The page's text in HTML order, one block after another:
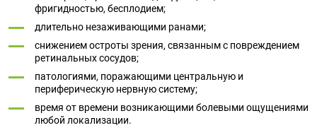
фригидностью, бесплодием;
длительно незаживающими ранами;
снижением остроты зрения, связанным с повреждением
ретинальных сосудов;
патологиями, поражающими центральную и
периферическую нервную систему;
время от времени возникающими болевыми ощущениями
любой локализации.